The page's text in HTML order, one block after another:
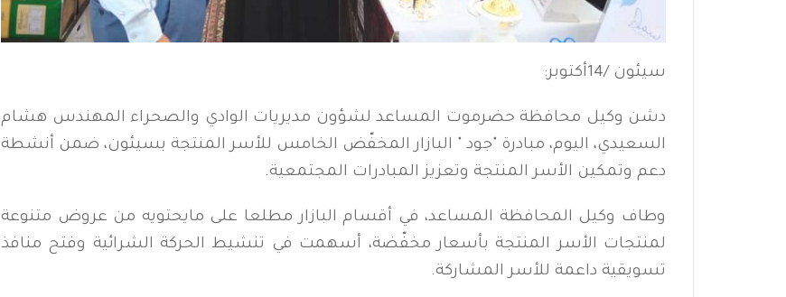
سيئون /14أكتوبر:
دشن وكيل محافظة حضرموت المساعد لشؤون مديريات الوادي والصحراء المهندس هشام
السعيدي، اليوم، مبادرة "جود " البازار المخفّض الخامس للأسر المنتجة بسيئون، ضمن أنشطة
دعم وتمكين الأسر المنتجة وتعزيز المبادرات المجتمعية.
وطاف وكيل المحافظة المساعد، في أقسام البازار مطلعا على مايحتويه من عروض متنوعة
لمنتجات الأسر المنتجة بأسعار مخفّضة، أسهمت في تنشيط الحركة الشرائية وفتح منافذ
تسويقية داعمة للأسر المشاركة.